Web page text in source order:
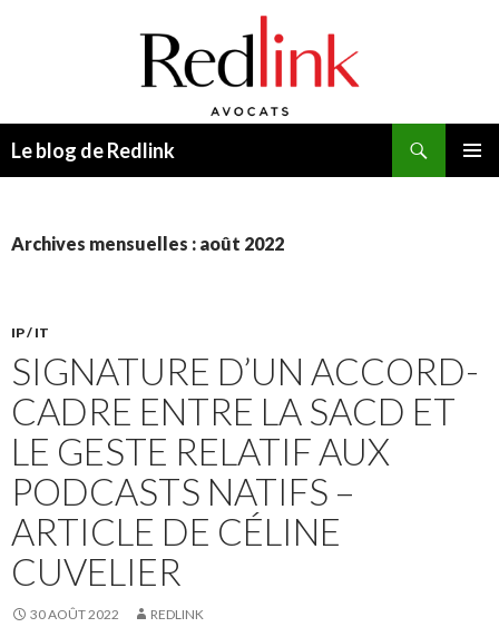
Le blog de Redlink
Archives mensuelles : août 2022
IP / IT
SIGNATURE D’UN ACCORD-
CADRE ENTRE LA SACD ET
LE GESTE RELATIF AUX
PODCASTS NATIFS –
ARTICLE DE CÉLINE
CUVELIER
30 AOÛT 2022 REDLINK